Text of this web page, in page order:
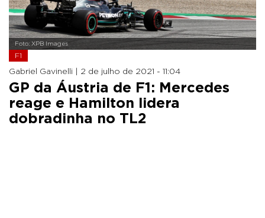
Foto: XPB Images
F1
Gabriel Gavinelli | 2 de julho de 2021 - 11:04
GP da Áustria de F1: Mercedes
reage e Hamilton lidera
dobradinha no TL2